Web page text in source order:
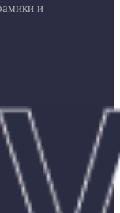
и